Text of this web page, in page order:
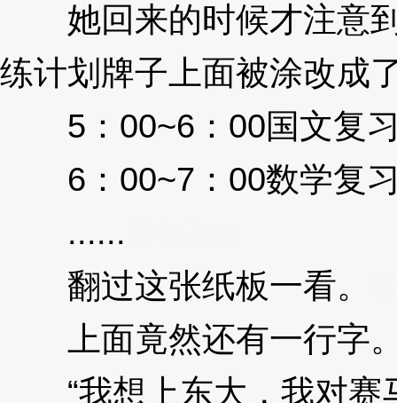
她回来的时候才注意到
练计划牌子上面被涂改成
5：00~6：00国文复
6：00~7：00数学复
......
翻过这张纸板一看。
上面竟然还有一行字
“我想上东大，我对赛